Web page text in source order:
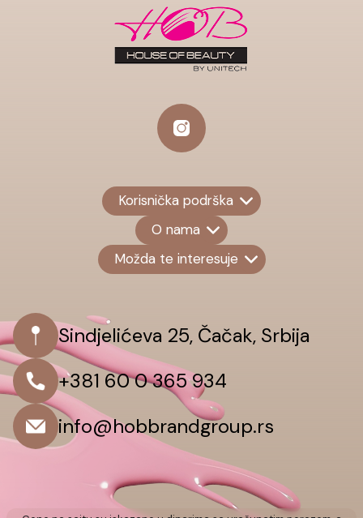
Korisnička podrška
O nama
Možda te interesuje
Sindjelićeva 25, Čačak, Srbija
+381 60 0 365 934
info@hobbrandgroup.rs